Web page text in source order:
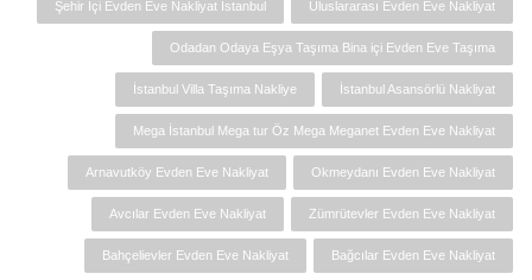
Uluslararası Evden Eve Nakliyat
Şehir İçi Evden Eve Nakliyat İstanbul
Odadan Odaya Eşya Taşıma Bina içi Evden Eve Taşıma
İstanbul Asansörlü Nakliyat
İstanbul Villa Taşıma Nakliye
Mega İstanbul Mega tur Öz Mega Meganet Evden Eve Nakliyat
Okmeydanı Evden Eve Nakliyat
Arnavutköy Evden Eve Nakliyat
Zümrütevler Evden Eve Nakliyat
Avcılar Evden Eve Nakliyat
Bağcılar Evden Eve Nakliyat
Bahçelievler Evden Eve Nakliyat